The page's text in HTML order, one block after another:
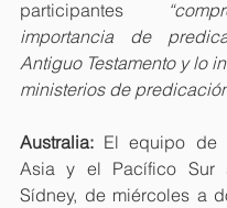
participantes
importancia de
Antiguo Testamento y lo
ministerios de
Australia: El equipo de
Asia y el Pacífico Sur
Sídney, de miércoles a